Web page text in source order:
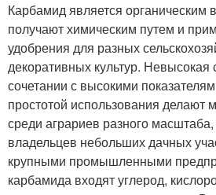
Карбамид является органическим
получают химическим путем и
удобрения для разных
декоративных культур. Невысокая
сочетании с высокими
простотой использования делают
среди аграриев разного
владельцев небольших дачных
крупными промышленными
карбамида входят углерод,